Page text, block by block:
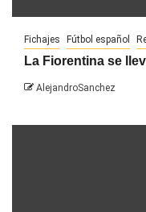
Fichajes Fútbol español
La Fiorentina se
AlejandroSanchez